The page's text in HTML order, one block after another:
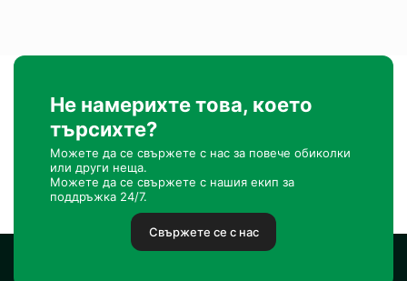
Не намерихте това, което
търсихте?
Можете да се свържете с нас за повече обиколки
или други неща.
Можете да се свържете с нашия екип за
поддръжка 24/7.
Свържете се с нас